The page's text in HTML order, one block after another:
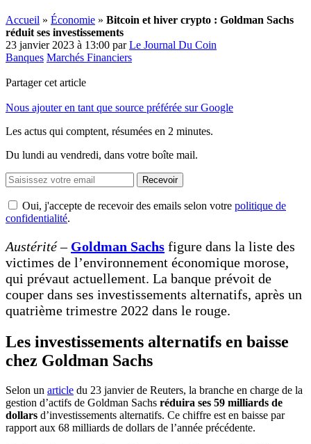
Accueil » Économie » Bitcoin et hiver crypto : Goldman Sachs
réduit ses investissements
23 janvier 2023 à 13:00 parLe Journal Du Coin
Banques Marchés Financiers
Partager cet article
Nous ajouter en tant que source préférée sur Google
Les actus qui comptent, résumées en 2 minutes.
Du lundi au vendredi, dans votre boîte mail.
Recevoir
Oui, j'accepte de recevoir des emails selon votre politique de
confidentialité.
Austérité– Goldman Sachs figure dans la liste des
victimes de l’environnement économique morose,
qui prévaut actuellement. La banque prévoit de
couper dans ses investissements alternatifs, après un
quatrième trimestre 2022 dans le rouge.
Les investissements alternatifs en baisse
chez Goldman Sachs
Selon un article du 23 janvier de Reuters, la branche en charge de la
gestion d’actifs de Goldman Sachs réduira ses 59 milliards de
dollars d’investissements alternatifs. Ce chiffre est en baisse par
rapport aux 68 milliards de dollars de l’année précédente.